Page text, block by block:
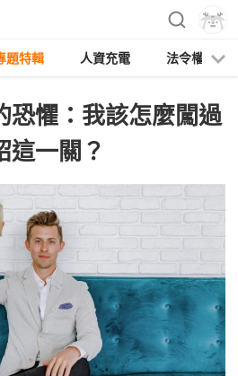
題特輯 人資充電 法令權益
恐懼：我該怎麼闖過
這一關？